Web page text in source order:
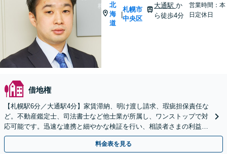
北
海
道
|
札幌市
中央区
大通駅 か
ら徒歩4分
営業時間：本
日定休日
借地権
【札幌駅6分／大通駅4分】家賃滞納、明け渡し請求、瑕疵担保責任な
ど。不動産鑑定士、司法書士など他士業が所属し、ワンストップで対
応可能です。迅速な連携と細やかな検証を行い、相談者さまの利益を
最大化できるよう全力を尽くします【初回相談無料】
料金表を見る